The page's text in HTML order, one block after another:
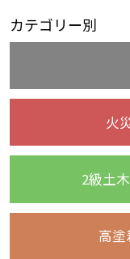
カテゴリー別
火
2級土
高